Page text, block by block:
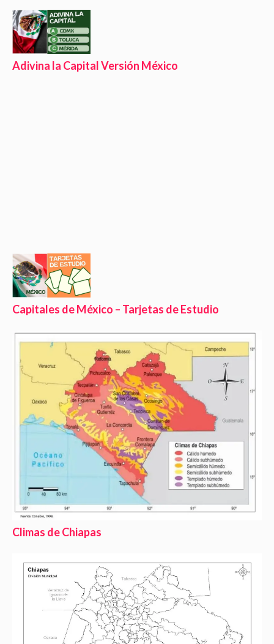
Adivina la Capital Versión México
Capitales de México – Tarjetas de Estudio
Climas de Chiapas